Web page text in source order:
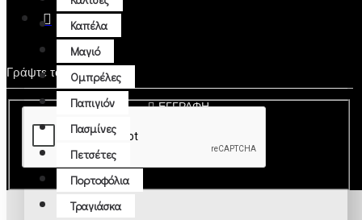
Δερμάτινα
Κοντά
Μακρυά
Μαντηλάκια Τσέπης (ποσετ)
Μπλέιζερ
Καπέλα
Μαγιό
Ομπρέλες
Παπιγιόν
Πασμίνες
Πετσέτες
Πορτοφόλια
Τραγιάσκα
ΕΓΓΡΑΦΗ